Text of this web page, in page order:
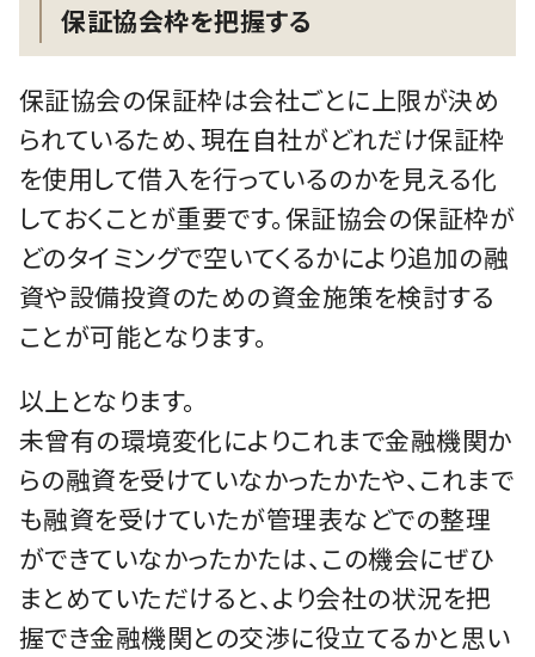
保証協会枠を把握する
保証協会の保証枠は会社ごとに上限が決め
られているため、現在自社がどれだけ保証枠
を使用して借入を行っているのかを見える化
しておくことが重要です。保証協会の保証枠が
どのタイミングで空いてくるかにより追加の融
資や設備投資のための資金施策を検討する
ことが可能となります。
以上となります。
未曾有の環境変化によりこれまで金融機関か
らの融資を受けていなかったかたや、これまで
も融資を受けていたが管理表などでの整理
ができていなかったかたは、この機会にぜひ
まとめていただけると、より会社の状況を把
握でき金融機関との交渉に役立てるかと思い